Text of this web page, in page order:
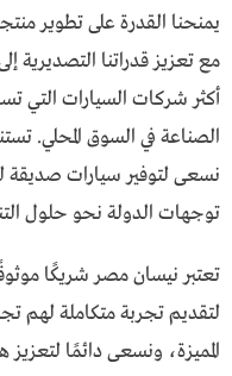
يمنحنا القدرة على تطوير
مع تعزيز قدراتنا التصديرية
أكثر شركات السيارات التي
الصناعة في السوق المحلي.
نسعى لتوفير سيارات صديقة
توجهات الدولة نحو حلول
تعتبر نيسان مصر شريكًا
لتقديم تجربة متكاملة لهم
المميزة، ونسعى دائمًا